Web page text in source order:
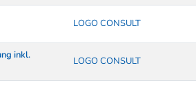
LOGO CONSULT
inkl.
LOGO CONSULT